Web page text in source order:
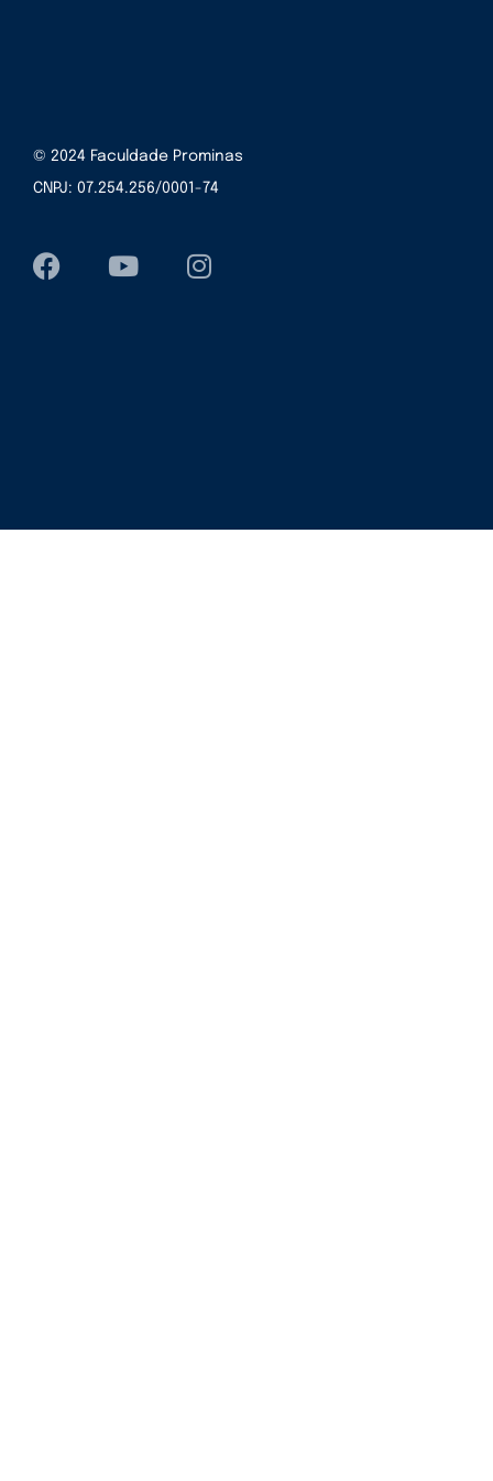
© 2024 Faculdade Prominas
CNPJ: 07.254.256/0001-74